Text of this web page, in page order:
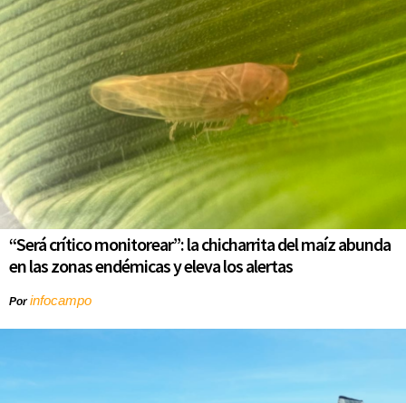
“Será crítico monitorear”: la chicharrita del maíz abunda
en las zonas endémicas y eleva los alertas
Porinfocampo